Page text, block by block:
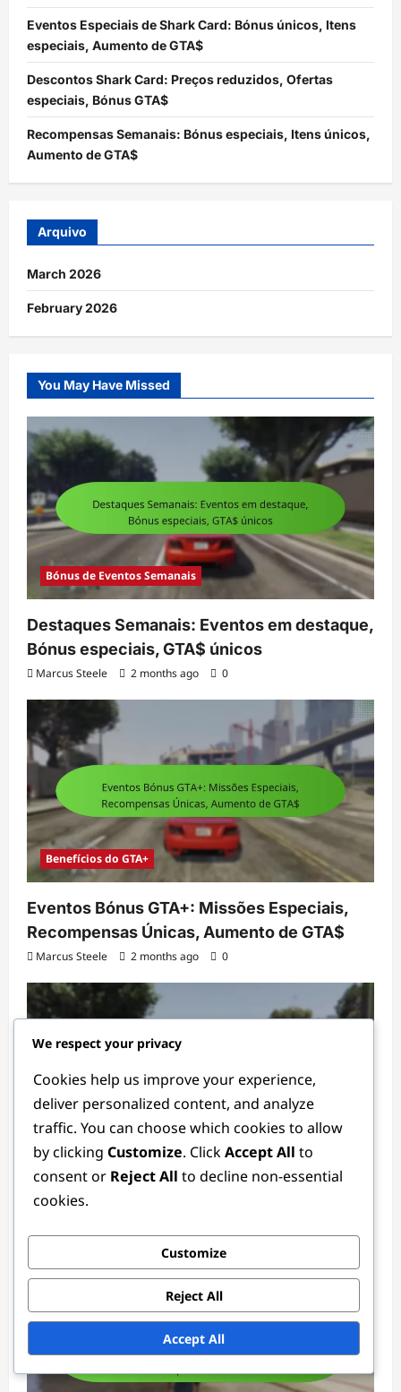
Eventos Especiais de Shark Card: Bónus únicos, Itens
especiais, Aumento de GTA$
Descontos Shark Card: Preços reduzidos, Ofertas
especiais, Bónus GTA$
Recompensas Semanais: Bónus especiais, Itens únicos,
Aumento de GTA$
Arquivo
March 2026
February 2026
You May Have Missed
Bónus de Eventos Semanais
Destaques Semanais: Eventos em destaque,
Bónus especiais, GTA$ únicos
Marcus Steele 2 months ago 0
Benefícios do GTA+
Eventos Bónus GTA+: Missões Especiais,
Recompensas Únicas, Aumento de GTA$
Marcus Steele 2 months ago 0
Eventos Especiais de Shark Card: Bónus
Marcus Steele 2 months ago 0
We respect your privacy
Cookies help us improve your experience,
deliver personalized content, and analyze
traffic. You can choose which cookies to allow
by clicking Customize. ClickAccept All to
consent or Reject All to decline non-essential
cookies.
Customize
Reject All
Accept All